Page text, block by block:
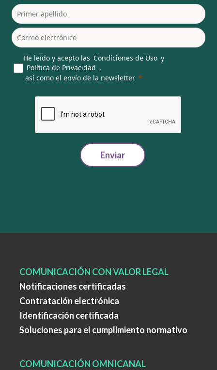
He leído y acepto las Condiciones de Uso y
Política de Privacidad ,
así como el envío de la newsletter
Enviar
COMUNICACIÓN CON VALOR LEGAL
Notificaciones certificadas
Contratación electrónica
Identificación certificada
Soluciones para el cumplimiento normativo
COMUNICACIÓN OMNICANAL